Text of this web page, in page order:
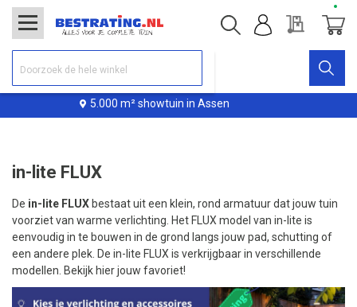
m² showtuin in Assen
Offerte
in-lite FLUX
De in-lite FLUX bestaat uit een klein, rond armatuur dat jouw tuin
voorziet van warme verlichting. Het FLUX model van in-lite is
eenvoudig in te bouwen in de grond langs jouw pad, schutting of
een andere plek. De in-lite FLUX is verkrijgbaar in verschillende
modellen. Bekijk hier jouw favoriet!